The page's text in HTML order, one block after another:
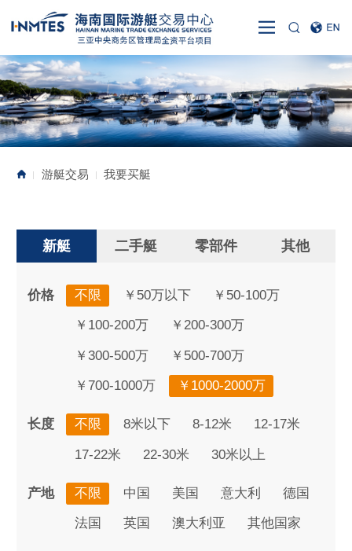
| 游艇交易 | 我要买艇
新艇 二手艇 零部件 其他
价格 不限 ￥50万以下 ￥50-100万
￥100-200万 ￥200-300万
￥300-500万 ￥500-700万
￥700-1000万 ￥1000-2000万
长度 不限 8米以下 8-12米 12-17米
17-22米 22-30米 30米以上
产地 不限 中国 美国 意大利 德国
法国 英国 澳大利亚 其他国家